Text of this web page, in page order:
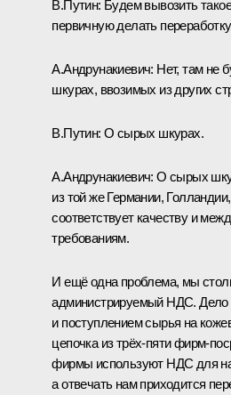
В.Путин: Будем вывозить
первичную делать
А.Андрунакиевич: Нет, там не
шкурах, ввозимых из других
В.Путин: О сырых шкурах.
А.Андрунакиевич: О сырых
из той же Германии,
соответствует качеству и
требованиям.
И ещё одна проблема, мы
администрируемый НДС. Дело
и поступлением сырья на
цепочка из трёх-пяти фирм-
фирмы используют НДС для
а отвечать нам приходится